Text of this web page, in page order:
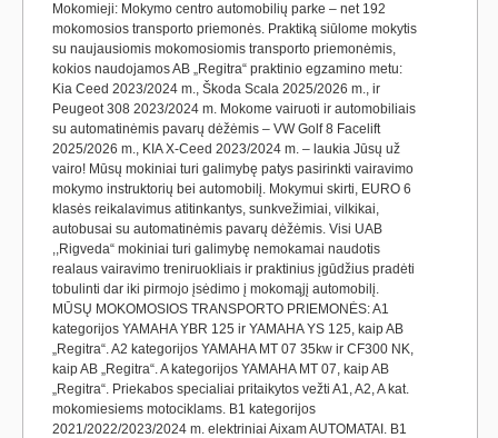
Mokomieji: Mokymo centro automobilių parke – net 192
mokomosios transporto priemonės. Praktiką siūlome mokytis
su naujausiomis mokomosiomis transporto priemonėmis,
kokios naudojamos AB „Regitra“ praktinio egzamino metu:
Kia Ceed 2023/2024 m., Škoda Scala 2025/2026 m., ir
Peugeot 308 2023/2024 m. Mokome vairuoti ir automobiliais
su automatinėmis pavarų dėžėmis – VW Golf 8 Facelift
2025/2026 m., KIA X-Ceed 2023/2024 m. – laukia Jūsų už
vairo! Mūsų mokiniai turi galimybę patys pasirinkti vairavimo
mokymo instruktorių bei automobilį. Mokymui skirti, EURO 6
klasės reikalavimus atitinkantys, sunkvežimiai, vilkikai,
autobusai su automatinėmis pavarų dėžėmis. Visi UAB
,,Rigveda“ mokiniai turi galimybę nemokamai naudotis
realaus vairavimo treniruokliais ir praktinius įgūdžius pradėti
tobulinti dar iki pirmojo įsėdimo į mokomąjį automobilį.
MŪSŲ MOKOMOSIOS TRANSPORTO PRIEMONĖS: A1
kategorijos YAMAHA YBR 125 ir YAMAHA YS 125, kaip AB
„Regitra“. A2 kategorijos YAMAHA MT 07 35kw ir CF300 NK,
kaip AB „Regitra“. A kategorijos YAMAHA MT 07, kaip AB
„Regitra“. Priekabos specialiai pritaikytos vežti A1, A2, A kat.
mokomiesiems motociklams. B1 kategorijos
2021/2022/2023/2024 m. elektriniai Aixam AUTOMATAI. B1